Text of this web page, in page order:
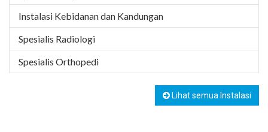
Instalasi Kebidanan dan Kandungan
Spesialis Radiologi
Spesialis Orthopedi
Lihat semua Instalasi